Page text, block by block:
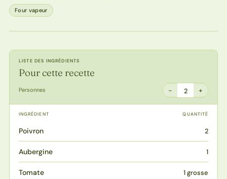
Four vapeur
LISTE DES INGRÉDIENTS
Pour cette recette
Personnes − 2 +
INGRÉDIENT QUANTITÉ
Poivron 2
Aubergine 1
Tomate 1 grosse